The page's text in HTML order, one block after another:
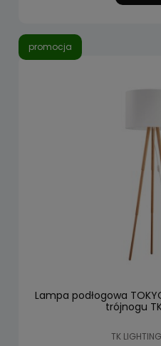
Lampa podłogowa
trójnogu
TK
promocja